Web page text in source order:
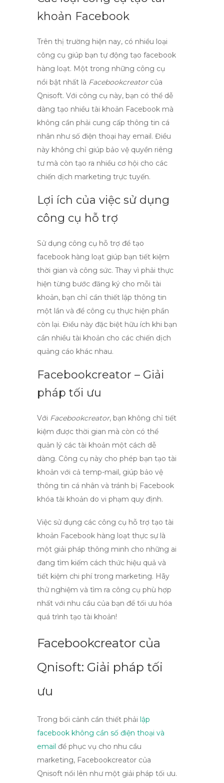
khoản Facebook
Trên thị trường hiện nay, có nhiều loại
công cụ giúp bạn tự động tạo facebook
hàng loạt. Một trong những công cụ
nổi bật nhất là Facebookcreatorcủa
Qnisoft. Với công cụ này, bạn có thể dễ
dàng tạo nhiều tài khoản Facebook mà
không cần phải cung cấp thông tin cá
nhân như số điện thoại hay email. Điều
này không chỉ giúp bảo vệ quyền riêng
tư mà còn tạo ra nhiều cơ hội cho các
chiến dịch marketing trực tuyến.
Lợi ích của việc sử dụng
công cụ hỗ trợ
Sử dụng công cụ hỗ trợ để tạo
facebook hàng loạt giúp bạn tiết kiệm
thời gian và công sức. Thay vì phải thực
hiện từng bước đăng ký cho mỗi tài
khoản, bạn chỉ cần thiết lập thông tin
một lần và để công cụ thực hiện phần
còn lại. Điều này đặc biệt hữu ích khi bạn
cần nhiều tài khoản cho các chiến dịch
quảng cáo khác nhau.
Facebookcreator – Giải
pháp tối ưu
Với Facebookcreator, bạn không chỉ tiết
kiệm được thời gian mà còn có thể
quản lý các tài khoản một cách dễ
dàng. Công cụ này cho phép bạn tạo tài
khoản với cả temp-mail, giúp bảo vệ
thông tin cá nhân và tránh bị Facebook
khóa tài khoản do vi phạm quy định.
Việc sử dụng các công cụ hỗ trợ tạo tài
khoản Facebook hàng loạt thực sự là
một giải pháp thông minh cho những ai
đang tìm kiếm cách thức hiệu quả và
tiết kiệm chi phí trong marketing. Hãy
thử nghiệm và tìm ra công cụ phù hợp
nhất với nhu cầu của bạn để tối ưu hóa
quá trình tạo tài khoản!
Facebookcreator của
Qnisoft: Giải pháp tối
ưu
Trong bối cảnh cần thiết phải lập
facebook không cần số điện thoại và
email để phục vụ cho nhu cầu
marketing, Facebookcreator của
Qnisoft nổi lên như một giải pháp tối ưu.